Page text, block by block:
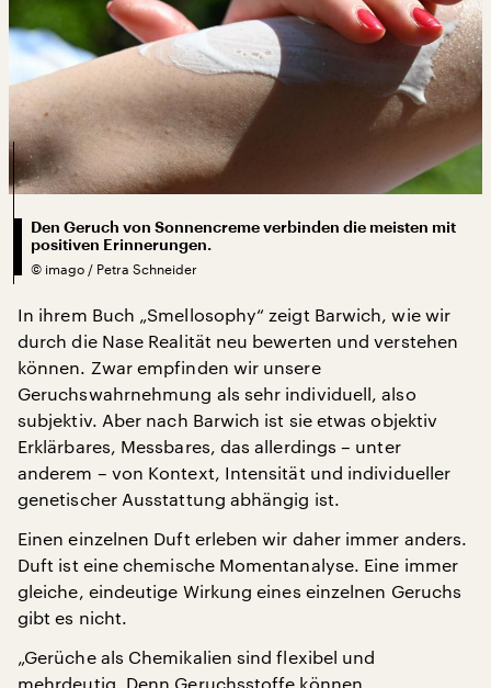
Den Geruch von Sonnencreme verbinden die meisten mit
positiven Erinnerungen.
© imago / Petra Schneider
In ihrem Buch „Smellosophy“ zeigt Barwich, wie wir
durch die Nase Realität neu bewerten und verstehen
können. Zwar empfinden wir unsere
Geruchswahrnehmung als sehr individuell, also
subjektiv. Aber nach Barwich ist sie etwas objektiv
Erklärbares, Messbares, das allerdings – unter
anderem – von Kontext, Intensität und individueller
genetischer Ausstattung abhängig ist.
Einen einzelnen Duft erleben wir daher immer anders.
Duft ist eine chemische Momentanalyse. Eine immer
gleiche, eindeutige Wirkung eines einzelnen Geruchs
gibt es nicht.
„Gerüche als Chemikalien sind flexibel und
mehrdeutig. Denn Geruchsstoffe können